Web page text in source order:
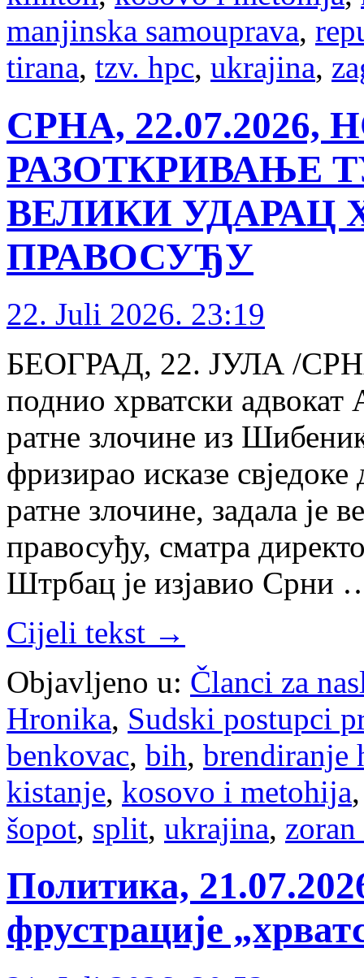
manjinska samouprava,
tirana, tzv. hpc, ukrajina,
СРНА,
РАЗОТКРИВАЊЕ
ВЕЛИКИ УДАРАЦ
ПРАВОСУЂУ
22. Juli 2026. 23:19
БЕОГРАД, 22. ЈУЛА /
поднио хрватски
ратне злочине из
фризирао исказе
ратне злочине, задала је
правосуђу, сматра
Штрбац је изјавио Срни
Cijeli tekst →
Objavljeno u: Članci za
Hronika, Sudski postupci
benkovac, bih, brendiranje
kistanje, kosovo i metohija
šopot, split, ukrajina,
Политика,
фрустрације